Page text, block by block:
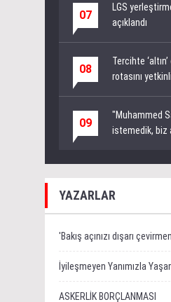
07
LGS
açıklandı
08
Tercihte
rotasını
09
"Muhammed
istemedik, biz
YAZARLAR
'Bakış açınızı dışarı
İyileşmeyen Yanımızla
ASKERLİK BORÇLANMASI